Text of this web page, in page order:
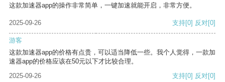
这款加速器app的操作非常简单，一键加速就能开启，非常方便。
2025-09-26 支持[0] 反对[0]
游客
这款加速器app的价格有点贵，可以适当降低一些。我个人觉得，一款加
速器app的价格应该在50元以下才比较合理。
2025-09-26
支持[0] 反对[0]